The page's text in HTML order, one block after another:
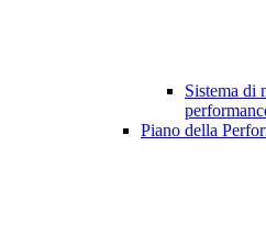
Sistema di
Piano della